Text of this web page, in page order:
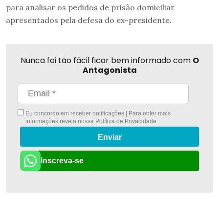
para analisar os pedidos de prisão domiciliar
apresentados pela defesa do ex-presidente.
Nunca foi tão fácil ficar bem informado com O
Antagonista
Eu concordo em receber notificações | Para obter mais
informações reveja nossa Política de Privacidade
Enviar
Inscreva-se